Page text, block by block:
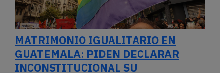
MATRIMONIO IGUALITARIO EN
GUATEMALA: PIDEN DECLARAR
INCONSTITUCIONAL SU